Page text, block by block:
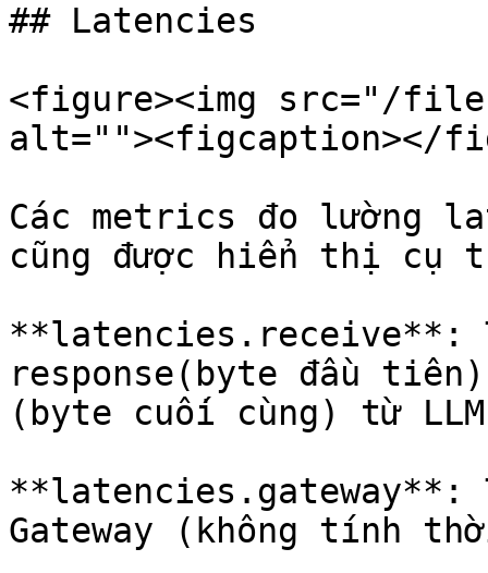
## Latencies
<figure><img src="/files/
alt=""><figcaption></
Các metrics đo lường
cũng được hiển thị cụ
**latencies.receive**:
response(byte đầu
(byte cuối cùng) từ LLM
Gateway (không tính